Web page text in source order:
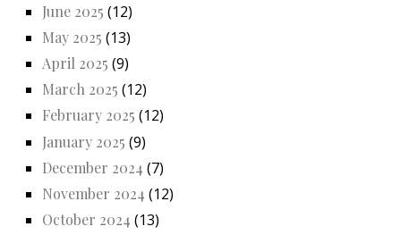
June 2025 (12)
May 2025 (13)
April 2025 (9)
March 2025 (12)
February 2025 (12)
January 2025 (9)
December 2024 (7)
November 2024 (12)
October 2024 (13)